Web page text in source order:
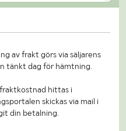
av frakt görs via säljarens
tänkt dag för hämtning.
hittas i
skickas via mail i
din betalning.